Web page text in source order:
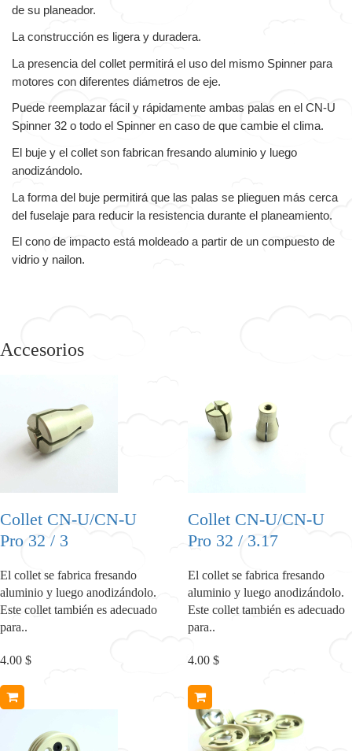
de su planeador.
La construcción es ligera y duradera.
La presencia del collet permitirá el uso del mismo Spinner para
motores con diferentes diámetros de eje.
Puede reemplazar fácil y rápidamente ambas palas en el CN-U
Spinner 32 o todo el Spinner en caso de que cambie el clima.
El buje y el collet son fabrican fresando aluminio y luego
anodizándolo.
La forma del buje permitirá que las palas se plieguen más cerca
del fuselaje para reducir la resistencia durante el planeamiento.
El cono de impacto está moldeado a partir de un compuesto de
vidrio y nailon.
Accesorios
Collet CN-U/CN-U
Pro 32 / 3
El collet se fabrica fresando
aluminio y luego anodizándolo.
Este collet también es adecuado
para..
4.00 $
Collet CN-U/CN-U
Pro 32 / 3.17
El collet se fabrica fresando
aluminio y luego anodizándolo.
Este collet también es adecuado
para..
4.00 $